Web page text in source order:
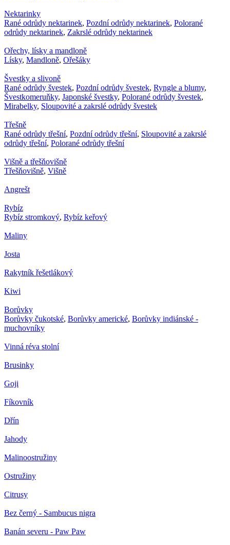
Nektarinky
Rané odrůdy nektarinek, Pozdní odrůdy nektarinek, Polorané
odrůdy nektarinek, Zakrslé odrůdy nektarinek
Ořechy, lísky a mandloně
Lísky, Mandloně, Ořešáky
Švestky a slivoně
Rané odrůdy švestek, Pozdní odrůdy švestek, Ryngle a blumy,
Švestkomeruňky, Japonské švestky, Polorané odrůdy švestek,
Mirabelky, Sloupovité a zakrslé odrůdy švestek
Třešně
Rané odrůdy třešní, Pozdní odrůdy třešní, Sloupovité a zakrslé
odrůdy třešní, Polorané odrůdy třešní
Višně a třešňovišně
Třešňovišně, Višně
Angrešt
Rybíz
Rybíz stromkový, Rybíz keřový
Maliny
Josta
Rakytník řešetlákový
Kiwi
Borůvky
Borůvky čukotské, Borůvky americké, Borůvky indiánské -
muchovníky
Vinná réva stolní
Brusinky
Goji
Fíkovník
Dřín
Jahody
Malinoostružiny
Ostružiny
Citrusy
Bez černý - Sambucus nigra
Banán severu - Paw Paw